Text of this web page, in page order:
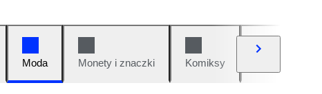
Moda Monety i znaczki Komiksy